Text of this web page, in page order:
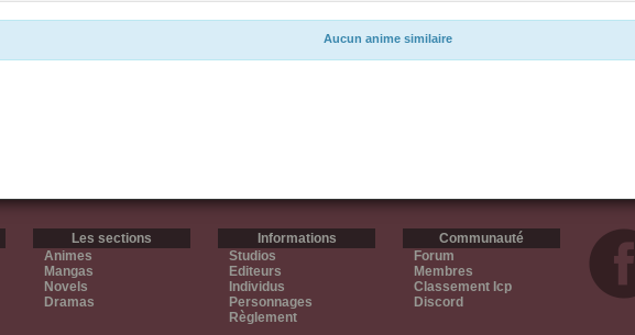
Aucun anime similaire
Les sections
Animes
Mangas
Novels
Dramas
Informations
Studios
Editeurs
Individus
Personnages
Règlement
Communauté
Forum
Membres
Classement Icp
Discord